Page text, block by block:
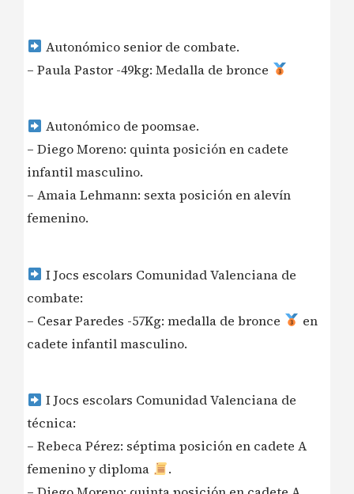
Autonómico senior de combate.
– Paula Pastor -49kg: Medalla de bronce
Autonómico de poomsae.
– Diego Moreno: quinta posición en cadete
infantil masculino.
– Amaia Lehmann: sexta posición en alevín
femenino.
I Jocs escolars Comunidad Valenciana de
combate:
– Cesar Paredes -57Kg: medalla de bronce
en
cadete infantil masculino.
I Jocs escolars Comunidad Valenciana de
técnica:
– Rebeca Pérez: séptima posición en cadete A
femenino y diploma
.